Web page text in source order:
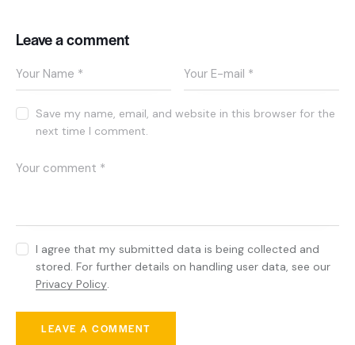
Leave a comment
Save my name, email, and website in this browser for the
next time I comment.
I agree that my submitted data is being collected and
stored. For further details on handling user data, see our
Privacy Policy